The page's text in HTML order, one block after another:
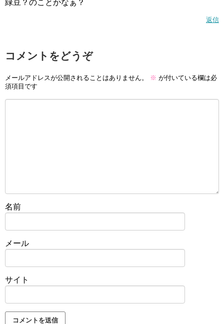
緑豆？のことかなぁ？
返信
コメントをどうぞ
メールアドレスが公開されることはありません。 ※ が付いている欄は必
須項目です
名前
メール
サイト